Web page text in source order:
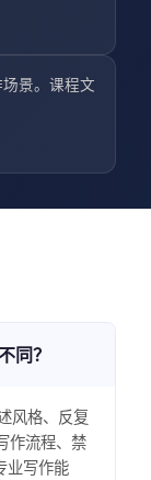
景。课程文
同？
风格、反复
作流程、禁
业写作能